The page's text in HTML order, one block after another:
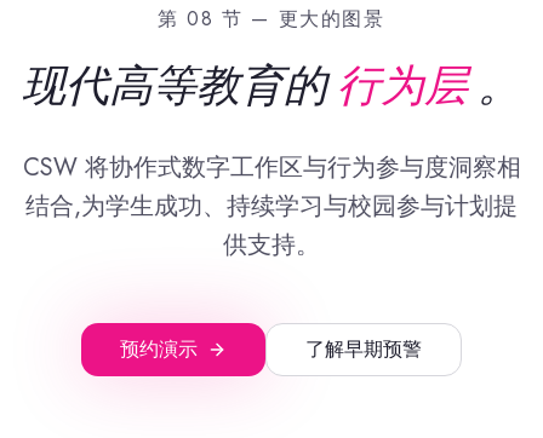
第 08 节 — 更大的图景
现代高等教育的 行为层 。
CSW 将协作式数字工作区与行为参与度洞察相
结合,为学生成功、持续学习与校园参与计划提
供支持。
预约演示 了解早期预警